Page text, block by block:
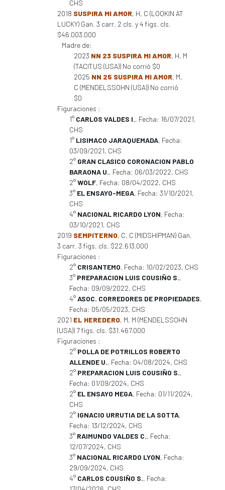
CHS
2018 SUSPIRA MI AMOR, H, C (LOOKIN AT
LUCKY) Gan. 3 carr. 2 cls. y 4 figs. cls.
$46.003.000
Madre de:
2023 NN 23 SUSPIRA MI AMOR, H, M
(TACITUS (USA)) No corrió $0
2025 NN 25 SUSPIRA MI AMOR, M,
C (MENDELSSOHN (USA)) No corrió
$0
Figuraciones :
1° CARLOS VALDES I., Fecha: 16/07/2021,
CHS
1° LISIMACO JARAQUEMADA, Fecha:
03/09/2021, CHS
2° GRAN CLASICO CORONACION PABLO
BARAONA U., Fecha: 06/03/2022, CHS
2°WOLF, Fecha: 08/04/2022, CHS
3° EL ENSAYO-MEGA, Fecha: 31/10/2021,
CHS
4° NACIONAL RICARDO LYON, Fecha:
03/10/2021, CHS
2019 SEMPITERNO, C, C (MIDSHIPMAN) Gan.
3 carr. 3 figs. cls. $22.613.000
Figuraciones :
2° CRISANTEMO, Fecha: 10/02/2023, CHS
3° PREPARACION LUIS COUSIÑO S.,
Fecha: 09/09/2022, CHS
4°ASOC. CORREDORES DE PROPIEDADES,
Fecha: 05/05/2023, CHS
2021 EL HEREDERO, M, M (MENDELSSOHN
(USA)) 7 figs. cls. $31.467.000
Figuraciones :
2° POLLA DE POTRILLOS ROBERTO
ALLENDE U., Fecha: 04/08/2024, CHS
2° PREPARACION LUIS COUSIÑO S.,
Fecha: 01/09/2024, CHS
2° EL ENSAYO MEGA, Fecha: 01/11/2024,
CHS
2° IGNACIO URRUTIA DE LA SOTTA,
Fecha: 13/12/2024, CHS
3° RAIMUNDO VALDES C., Fecha:
12/07/2024, CHS
3° NACIONAL RICARDO LYON, Fecha:
29/09/2024, CHS
4° CARLOS COUSIÑO S., Fecha: